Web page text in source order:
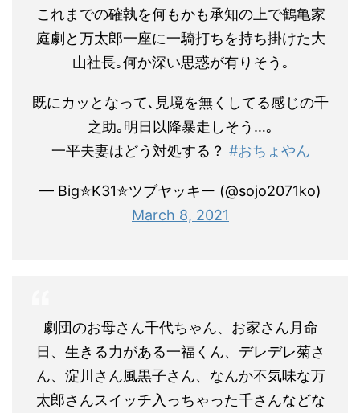
これまでの確執を何もかも承知の上で鶴亀家
庭劇と万太郎一座に一騎打ちを持ち掛けた大
山社長｡何か深い思惑が有りそう｡
既にカッとなって､見境を無くしてる感じの千
之助｡明日以降暴走しそう…｡
一平夫妻はどう対処する？ #おちょやん
— Big✮K31✮ツブヤッキー (@sojo2071ko)
March 8, 2021
劇団のお母さん千代ちゃん、お家さん月命
日、生きる力がある一福くん、デレデレ菊さ
ん、淀川さん風黒子さん、なんか不気味な万
太郎さんスイッチ入っちゃった千さんなどな